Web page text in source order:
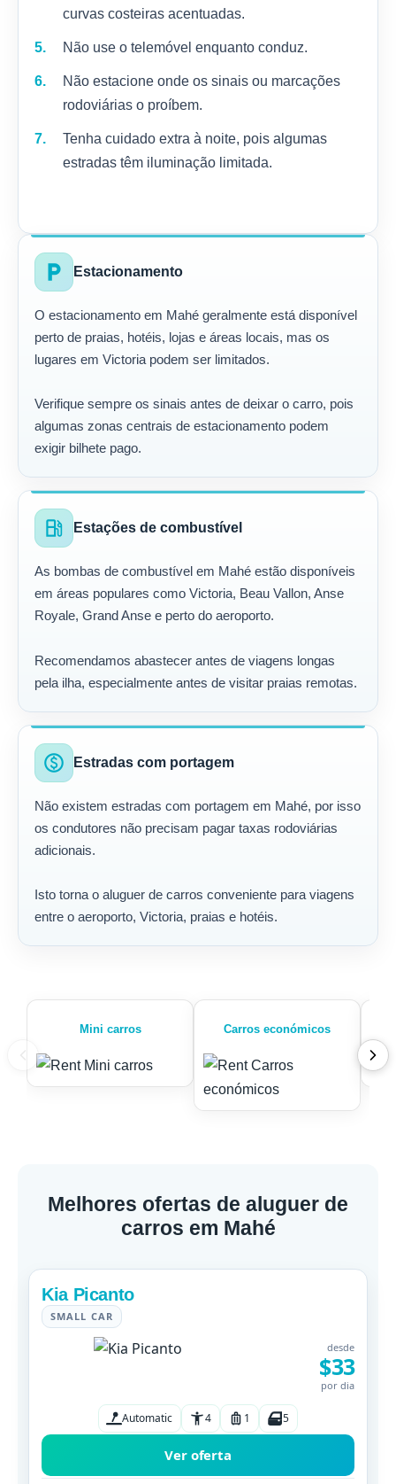
curvas costeiras acentuadas.
Não use o telemóvel enquanto conduz.
Não estacione onde os sinais ou marcações
rodoviárias o proíbem.
Tenha cuidado extra à noite, pois algumas
estradas têm iluminação limitada.
local_parking Estacionamento
O estacionamento em Mahé geralmente está disponível
perto de praias, hotéis, lojas e áreas locais, mas os
lugares em Victoria podem ser limitados.
Verifique sempre os sinais antes de deixar o carro, pois
algumas zonas centrais de estacionamento podem
exigir bilhete pago.
local_gas_station Estações de combustível
As bombas de combustível em Mahé estão disponíveis
em áreas populares como Victoria, Beau Vallon, Anse
Royale, Grand Anse e perto do aeroporto.
Recomendamos abastecer antes de viagens longas
pela ilha, especialmente antes de visitar praias remotas.
paid Estradas com portagem
Não existem estradas com portagem em Mahé, por isso
os condutores não precisam pagar taxas rodoviárias
adicionais.
Isto torna o aluguer de carros conveniente para viagens
entre o aeroporto, Victoria, praias e hotéis.
Mini carros Carros económicos
Melhores ofertas de aluguer de
carros em Mahé
Kia Picanto
SMALL CAR
desde
$33
por dia
Automatic 4 1 5
Ver oferta